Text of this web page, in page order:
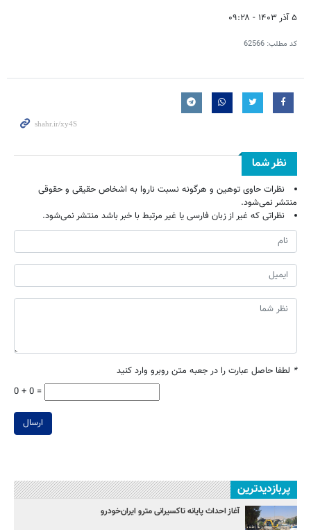
۵ آذر ۱۴۰۳ - ۰۹:۲۸
کد مطلب: 62566
نظر شما
نظرات حاوی توهین و هرگونه نسبت ناروا به اشخاص حقیقی و حقوقی
منتشر نمی‌شود.
نظراتی که غیر از زبان فارسی یا غیر مرتبط با خبر باشد منتشر نمی‌شود.
* لطفا حاصل عبارت را در جعبه متن روبرو وارد کنید
0 + 0 =
ارسال
پربازدیدترین
آغاز احداث پایانه تاکسیرانی مترو ایران‌خودرو